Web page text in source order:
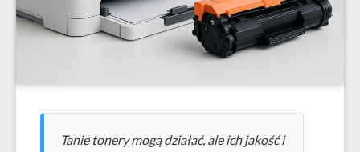
Tanie tonery mogą działać, ale ich jakość i